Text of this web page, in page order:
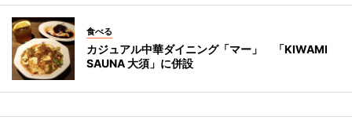
食べる
カジュアル中華ダイニング「マー」 「KIWAMI
SAUNA 大須」に併設